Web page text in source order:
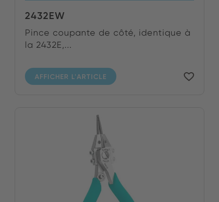
2432EW
Pince coupante de côté, identique à
la 2432E,...
AFFICHER L'ARTICLE